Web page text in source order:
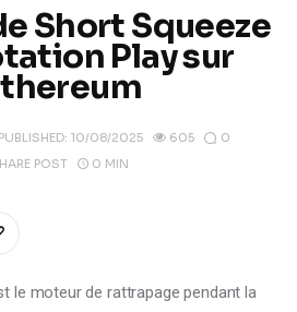
Short Squeeze
Play sur
PUBLISHED: 10/08/2025 605
0
POST
0 MIN
le moteur de rattrapage pendant la